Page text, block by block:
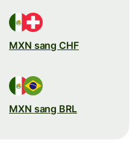
MXN sang CHF
MXN sang BRL